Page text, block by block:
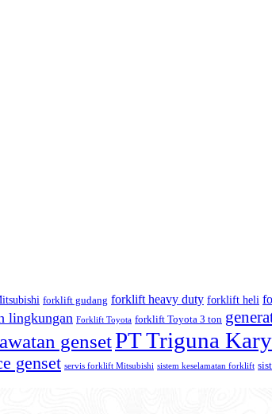
forklift gudang forklift heavy duty forklift heli
lingkungan Forklift Toyota forklift Toyota 3 ton
gensetPT Triguna
genset servis forklift Mitsubishi sistem keselamatan forklift